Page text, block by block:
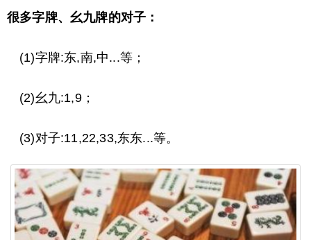
很多字牌、幺九牌的对子：
(1)字牌:东,南,中...等；
(2)幺九:1,9；
(3)对子:11,22,33,东东...等。